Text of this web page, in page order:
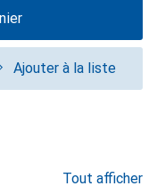
Ajouter à la liste
Tout afficher